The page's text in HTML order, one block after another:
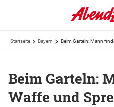
Startseite Bayern Beim Garteln: Mann
Beim Garteln:
Waffe und